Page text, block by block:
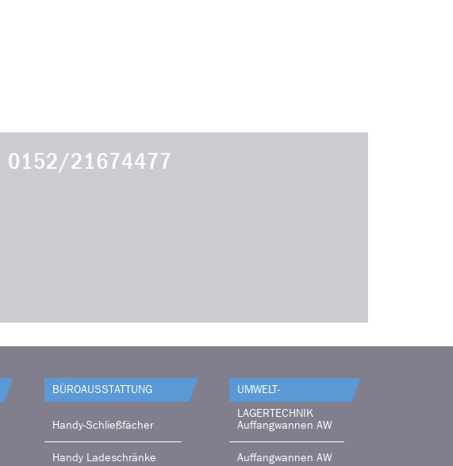
0152/21674477
BÜRO­AUSSTATTUNG
Handy-Schließfächer
Handy Ladeschränke
UMWELT-
LAGERTECHNIK
Auffangwannen AW
Auffangwannen AW